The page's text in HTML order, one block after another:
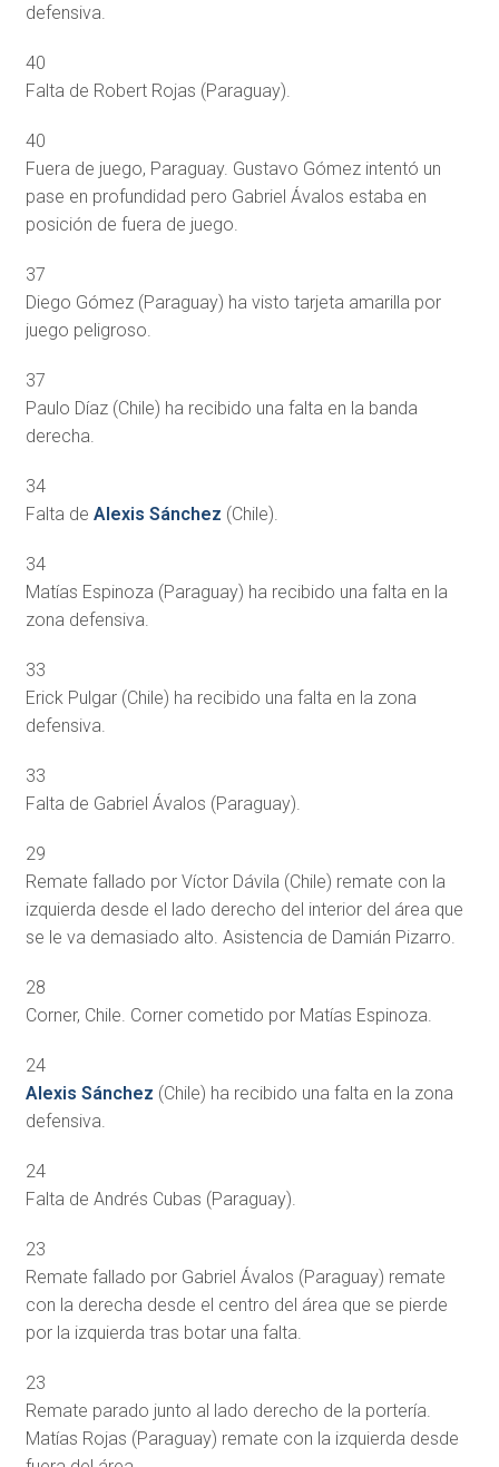
defensiva.
40
Falta de Robert Rojas (Paraguay).
40
Fuera de juego, Paraguay. Gustavo Gómez intentó un
pase en profundidad pero Gabriel Ávalos estaba en
posición de fuera de juego.
37
Diego Gómez (Paraguay) ha visto tarjeta amarilla por
juego peligroso.
37
Paulo Díaz (Chile) ha recibido una falta en la banda
derecha.
34
Falta de Alexis Sánchez (Chile).
34
Matías Espinoza (Paraguay) ha recibido una falta en la
zona defensiva.
33
Erick Pulgar (Chile) ha recibido una falta en la zona
defensiva.
33
Falta de Gabriel Ávalos (Paraguay).
29
Remate fallado por Víctor Dávila (Chile) remate con la
izquierda desde el lado derecho del interior del área que
se le va demasiado alto. Asistencia de Damián Pizarro.
28
Corner, Chile. Corner cometido por Matías Espinoza.
24
Alexis Sánchez (Chile) ha recibido una falta en la zona
defensiva.
24
Falta de Andrés Cubas (Paraguay).
23
Remate fallado por Gabriel Ávalos (Paraguay) remate
con la derecha desde el centro del área que se pierde
por la izquierda tras botar una falta.
23
Remate parado junto al lado derecho de la portería.
Matías Rojas (Paraguay) remate con la izquierda desde